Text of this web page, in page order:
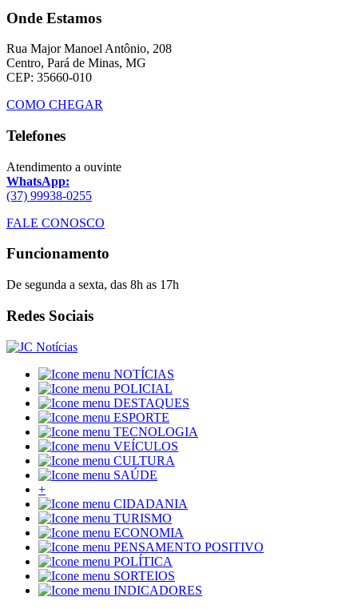
Onde Estamos
Rua Major Manoel Antônio, 208
Centro, Pará de Minas, MG
CEP: 35660-010
COMO CHEGAR
Telefones
Atendimento a ouvinte
WhatsApp:
(37) 99938-0255
FALE CONOSCO
Funcionamento
De segunda a sexta, das 8h as 17h
Redes Sociais
NOTÍCIAS
POLICIAL
DESTAQUES
ESPORTE
TECNOLOGIA
VEÍCULOS
CULTURA
SAÚDE
+
CIDADANIA
TURISMO
ECONOMIA
PENSAMENTO POSITIVO
POLÍTICA
SORTEIOS
INDICADORES